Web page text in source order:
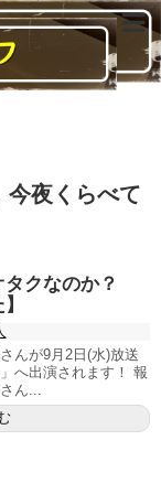
今夜くらべて
クなのか？
んが9月2日(水)放送
へ出演されます！ 報
ん...